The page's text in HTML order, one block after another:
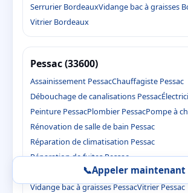
Serrurier BordeauxVidange bac à graisses
Vitrier Bordeaux
Pessac (33600)
Assainissement PessacChauffagiste Pessac
Débouchage de canalisations Pessac
Peinture PessacPlombier PessacPompe à
Rénovation de salle de bain Pessac
Réparation de climatisation Pessac
Réparation de fuites Pessac
Réparation de volets roulants Pessac
Vidange bac à graisses PessacVitrier Pessac
📞Appeler maintenant